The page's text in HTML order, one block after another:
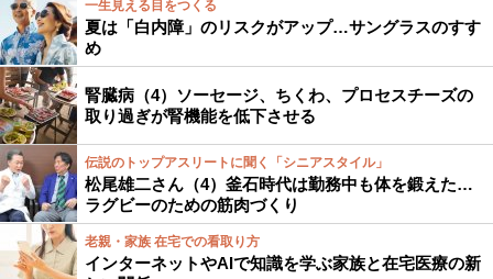
一生見える目をつくる
夏は「白内障」のリスクがアップ…サングラスのすす
め
腎臓病（4）ソーセージ、ちくわ、プロセスチーズの
取り過ぎが腎機能を低下させる
伝説のトップアスリートに聞く「シニアスタイル」
松尾雄二さん（4）釜石時代は勤務中も体を鍛えた…
ラグビーのための筋肉づくり
老親・家族 在宅での看取り方
インターネットやAIで知識を学ぶ家族と在宅医療の新